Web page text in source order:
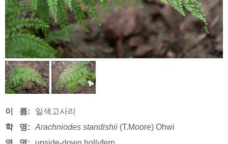
이 름:
일색고사리
학 명:
Arachniodes standishii (T.Moore) Ohwi